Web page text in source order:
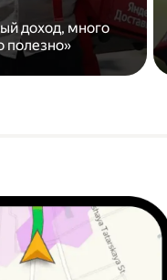
доход, много
полезно»